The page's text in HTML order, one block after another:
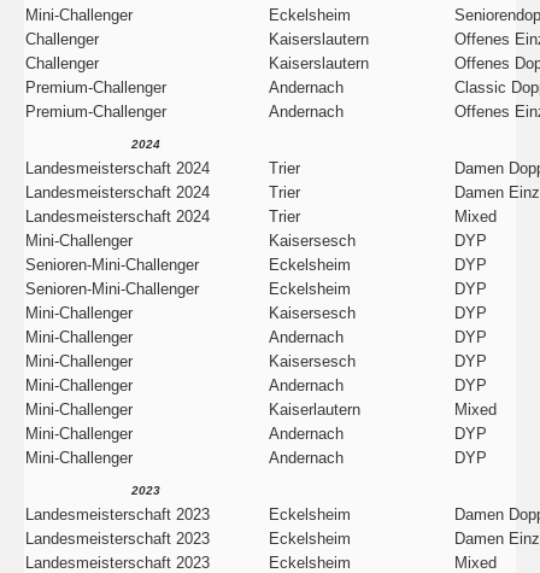
Mini-Challenger Eckelsheim
Challenger
Kaiserslautern
Offenes
Challenger
Kaiserslautern
Offenes
Premium-Challenger
Andernach
Classic
Premium-Challenger
Andernach Offenes
2024
Landesmeisterschaft 2024 Trier
Damen
Landesmeisterschaft 2024
Trier
Damen
Landesmeisterschaft 2024
Trier
Mixed
Mini-Challenger
Kaisersesch
DYP
Senioren-Mini-Challenger
Eckelsheim
DYP
Senioren-Mini-Challenger
Eckelsheim
DYP
Mini-Challenger
Kaisersesch
DYP
Mini-Challenger
Andernach
DYP
Mini-Challenger
Kaisersesch
DYP
Mini-Challenger
Andernach
DYP
Mini-Challenger
Kaiserlautern
Mixed
Mini-Challenger
Andernach
DYP
Mini-Challenger
Andernach DYP
2023
Landesmeisterschaft 2023 Eckelsheim
Damen
Landesmeisterschaft 2023
Eckelsheim
Damen
Landesmeisterschaft 2023
Eckelsheim
Mixed